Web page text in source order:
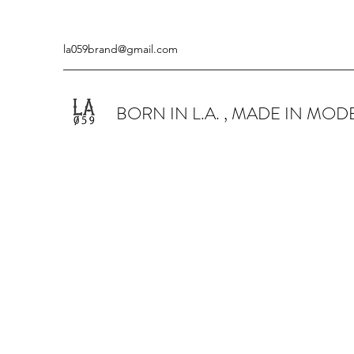
la059brand@gmail.com
BORN IN L.A. , MADE IN